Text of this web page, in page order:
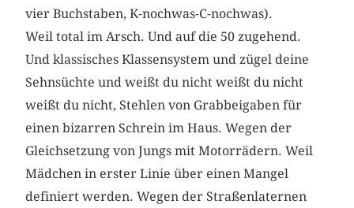
vier Buchstaben, K-nochwas-C-nochwas).
Weil total im Arsch. Und auf die 50 zugehend.
Und klassisches Klassensystem und zügel deine
Sehnsüchte und weißt du nicht weißt du nicht
weißt du nicht, Stehlen von Grabbeigaben für
einen bizarren Schrein im Haus. Wegen der
Gleichsetzung von Jungs mit Motorrädern. Weil
Mädchen in erster Linie über einen Mangel
definiert werden. Wegen der Straßenlaternen